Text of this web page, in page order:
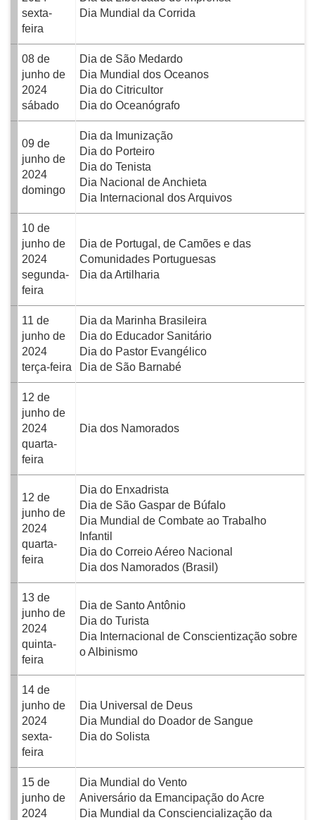
sexta-
feira
Dia Mundial da Corrida
08 de
junho de
2024
sábado
Dia de São Medardo
Dia Mundial dos Oceanos
Dia do Citricultor
Dia do Oceanógrafo
09 de
junho de
2024
domingo
Dia da Imunização
Dia do Porteiro
Dia do Tenista
Dia Nacional de Anchieta
Dia Internacional dos Arquivos
10 de
junho de
2024
segunda-
feira
Dia de Portugal, de Camões e das
Comunidades Portuguesas
Dia da Artilharia
11 de
junho de
2024
terça-feira
Dia da Marinha Brasileira
Dia do Educador Sanitário
Dia do Pastor Evangélico
Dia de São Barnabé
12 de
junho de
2024
quarta-
feira
Dia dos Namorados
12 de
junho de
2024
quarta-
feira
Dia do Enxadrista
Dia de São Gaspar de Búfalo
Dia Mundial de Combate ao Trabalho
Infantil
Dia do Correio Aéreo Nacional
Dia dos Namorados (Brasil)
13 de
junho de
2024
quinta-
feira
Dia de Santo Antônio
Dia do Turista
Dia Internacional de Conscientização sobre
o Albinismo
14 de
junho de
2024
sexta-
feira
Dia Universal de Deus
Dia Mundial do Doador de Sangue
Dia do Solista
15 de
junho de
2024
Dia Mundial do Vento
Aniversário da Emancipação do Acre
Dia Mundial da Consciencialização da